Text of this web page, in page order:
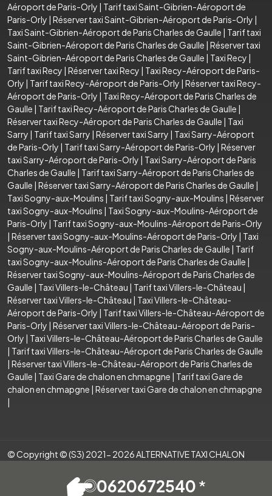
Aéroport de Paris-Orly | Tarif taxi Saint-Gibrien-Aéroport de
Paris-Orly | Réserver taxi Saint-Gibrien-Aéroport de Paris-Orly |
Taxi Saint-Gibrien-Aéroport de Paris Charles de Gaulle | Tarif taxi
Saint-Gibrien-Aéroport de Paris Charles de Gaulle | Réserver taxi
Saint-Gibrien-Aéroport de Paris Charles de Gaulle | Taxi Recy |
Tarif taxi Recy | Réserver taxi Recy | Taxi Recy-Aéroport de Paris-
Orly | Tarif taxi Recy-Aéroport de Paris-Orly | Réserver taxi Recy-
Aéroport de Paris-Orly | Taxi Recy-Aéroport de Paris Charles de
Gaulle | Tarif taxi Recy-Aéroport de Paris Charles de Gaulle |
Réserver taxi Recy-Aéroport de Paris Charles de Gaulle | Taxi
Sarry | Tarif taxi Sarry | Réserver taxi Sarry | Taxi Sarry-Aéroport
de Paris-Orly | Tarif taxi Sarry-Aéroport de Paris-Orly | Réserver
taxi Sarry-Aéroport de Paris-Orly | Taxi Sarry-Aéroport de Paris
Charles de Gaulle | Tarif taxi Sarry-Aéroport de Paris Charles de
Gaulle | Réserver taxi Sarry-Aéroport de Paris Charles de Gaulle |
Taxi Sogny-aux-Moulins | Tarif taxi Sogny-aux-Moulins | Réserver
taxi Sogny-aux-Moulins | Taxi Sogny-aux-Moulins-Aéroport de
Paris-Orly | Tarif taxi Sogny-aux-Moulins-Aéroport de Paris-Orly
| Réserver taxi Sogny-aux-Moulins-Aéroport de Paris-Orly | Taxi
Sogny-aux-Moulins-Aéroport de Paris Charles de Gaulle | Tarif
taxi Sogny-aux-Moulins-Aéroport de Paris Charles de Gaulle |
Réserver taxi Sogny-aux-Moulins-Aéroport de Paris Charles de
Gaulle | Taxi Villers-le-Château | Tarif taxi Villers-le-Château |
Réserver taxi Villers-le-Château | Taxi Villers-le-Château-
Aéroport de Paris-Orly | Tarif taxi Villers-le-Château-Aéroport de
Paris-Orly | Réserver taxi Villers-le-Château-Aéroport de Paris-
Orly | Taxi Villers-le-Château-Aéroport de Paris Charles de Gaulle
| Tarif taxi Villers-le-Château-Aéroport de Paris Charles de Gaulle
| Réserver taxi Villers-le-Château-Aéroport de Paris Charles de
Gaulle | Taxi Gare de chalon en chmapgne | Tarif taxi Gare de
chalon en chmapgne | Réserver taxi Gare de chalon en chmapgne
|
© Copyright © (S3) 2021- 2026 ALTERNATIVE TAXI CHALON
Mentions légales
Espace Pro
0620672540*